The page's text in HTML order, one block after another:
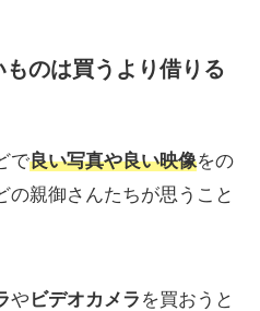
のは買うより借りる
で良い写真や良い映像をの
の親御さんたちが思うこと
や ビデオカメラ を買おうと